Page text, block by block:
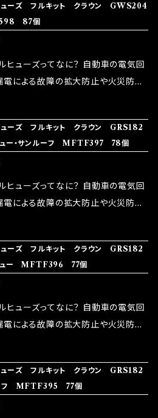
らの効果は、タウンユースだけでなく、
ポーツシーンでの実証実験の上、 製
ております。
カルヒューズになります。 ◇マジカル
効果 マジカルヒューズは放電防止効
抗低減効果により、このような効果を
。 ・アクセルレスポンスの向上 ・アイ
定化（静粛性UP） ・ターボ車のターボ
の効果は、タウンユースだけでなく、
ポーツシーンでの実証実験の上、 製
ております。
各回路への電力供給を行っています。
ューズには拭い去れない欠点があり
2.金属部分が露出している為、空気
てしまう。 3.金属プレートが接触する
カルヒューズになります。 ◇マジカル
効果 マジカルヒューズは放電防止効
抗低減効果により、このような効果を
。 ・アクセルレスポンスの向上 ・アイ
定化（静粛性UP） ・ターボ車のターボ
の効果は、タウンユースだけでなく、
ポーツシーンでの実証実験の上、 製
ております。
ューズ フルキット クラウン GWS204
87個
ヒューズってなに？ 自動車の電気回
電による故障の拡大防止や火災防止
各回路への電力供給を行っています。
ューズには拭い去れない欠点があり
2.金属部分が露出している為、空気
てしまう。 3.金属プレートが接触する
カルヒューズになります。 ◇マジカル
効果 マジカルヒューズは放電防止効
抗低減効果により、このような効果を
。 ・アクセルレスポンスの向上 ・アイ
定化（静粛性UP） ・ターボ車のターボ
の効果は、タウンユースだけでなく、
ポーツシーンでの実証実験の上、 製
ております。
ューズ フルキット クラウン GRS182
ー・サンルーフ MFTF397 78個
ヒューズってなに？ 自動車の電気回
電による故障の拡大防止や火災防止
各回路への電力供給を行っています。
ューズには拭い去れない欠点があり
2.金属部分が露出している為、空気
てしまう。 3.金属プレートが接触する
カルヒューズになります。 ◇マジカル
効果 マジカルヒューズは放電防止効
抗低減効果により、このような効果を
ューズ フルキット クラウン GRS182
ュー MFTF396 77個
ヒューズってなに？ 自動車の電気回
電による故障の拡大防止や火災防止
各回路への電力供給を行っています。
ューズには拭い去れない欠点があり
ューズ フルキット クラウン GRS182
フ MFTF395 77個